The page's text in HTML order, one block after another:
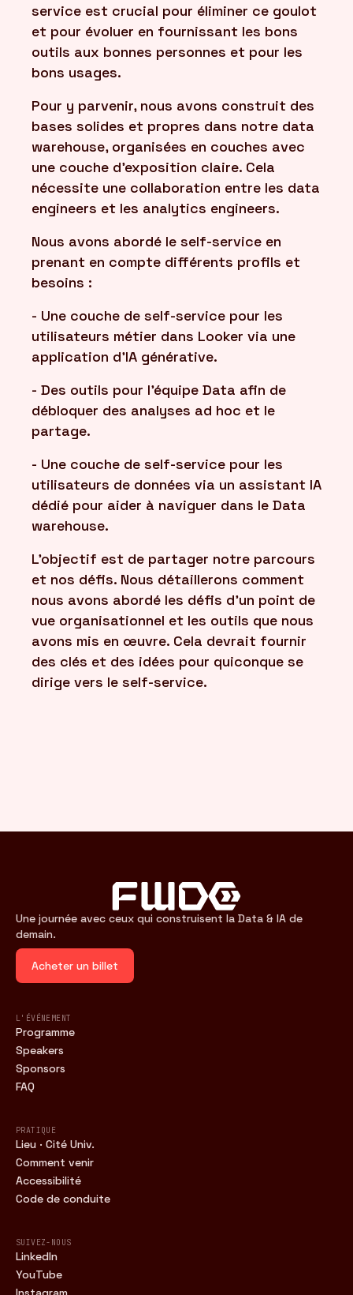
service est crucial pour éliminer ce goulot
et pour évoluer en fournissant les bons
outils aux bonnes personnes et pour les
bons usages.
Pour y parvenir, nous avons construit des
bases solides et propres dans notre data
warehouse, organisées en couches avec
une couche d'exposition claire. Cela
nécessite une collaboration entre les data
engineers et les analytics engineers.
Nous avons abordé le self-service en
prenant en compte différents profils et
besoins :
- Une couche de self-service pour les
utilisateurs métier dans Looker via une
application d'IA générative.
- Des outils pour l'équipe Data afin de
débloquer des analyses ad hoc et le
partage.
- Une couche de self-service pour les
utilisateurs de données via un assistant IA
dédié pour aider à naviguer dans le Data
warehouse.
L'objectif est de partager notre parcours
et nos défis. Nous détaillerons comment
nous avons abordé les défis d'un point de
vue organisationnel et les outils que nous
avons mis en œuvre. Cela devrait fournir
des clés et des idées pour quiconque se
dirige vers le self-service.
Une journée avec ceux qui construisent la Data & IA de
demain.
Acheter un billet
L'ÉVÉNEMENT
Programme
Speakers
Sponsors
FAQ
PRATIQUE
Lieu · Cité Univ.
Comment venir
Accessibilité
Code de conduite
SUIVEZ-NOUS
LinkedIn
YouTube